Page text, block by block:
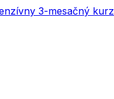
3-mesačný kurz